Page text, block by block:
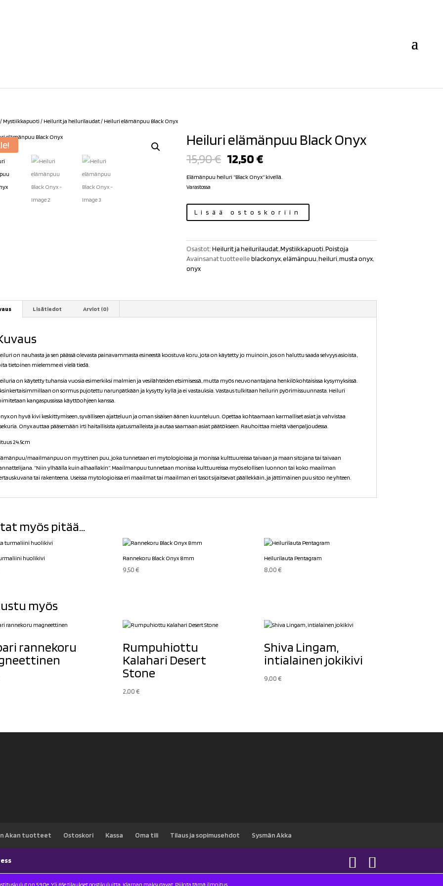
on 5.90e. Yli 65e tilaukset postikuluitta. Klarnan maksutavat. Piilota tämä ilmoitus
/ Mystiikkapuoti / Heilurit ja heilurilaudat/ Heiluri elämänpuu Black Onyx
Heiluri elämänpuu Black Onyx
15,90€ Alkuperäinen
hinta
oli:
12,50€Nykyinen
hinta
on:
Elämänpuu heiluri ”Black Onyx” kivellä.
Varastossa
elämänpuu
määrä
Lisää ostoskoriin
Osastot:Heilurit ja heilurilaudat,Mystiikkapuoti,Poistoja
Avainsanat tuotteelleblackonyx,elämänpuu,heiluri,musta onyx,
onyx
Lisätiedot Arviot (0)
on nauhasta ja sen päässä olevasta painavammasta esineestä koostuva koru, jota on käytetty jo muinoin, jos on haluttu saada selvyys asioista,
tietoinen mielemme ei vielä tiedä.
on käytetty tuhansia vuosia esimerkiksi malmien ja vesilähteiden etsimisessä, mutta myös neuvonantajana henkilökohtaisissa kysymyksissä.
on sormus pujotettu narunpätkään ja kysytty kyllä ja ei vastauksia. Vastaus tulkitaan heilurin pyörimissuunnasta. Heiluri
kangaspussissa käyttöohjeen kanssa.
on hyvä kivi keskittymiseen, syvälliseen ajatteluun ja oman sisäisen äänen kuunteluun. Opettaa kohtaamaan karmalliset asiat ja vahvistaa
Onyx auttaa pääsemään irti haitallisista ajatusmalleista ja autaa saamaan asiat päätökseen. Rauhoittaa mieltä väenpaljoudessa.
24.5cm
maailmanpuu on myyttinen puu, joka tunnetaan eri mytologioissa ja monissa kulttuureissa taivaan ja maan sitojana tai taivaan
”Niin ylhäälla kuin alhaallakin”. Maailmanpuu tunnetaan monissa kulttuureissa myös elollisen luonnon tai koko maailman
tai rakenteena. Useissa mytologioissa eri maailmat tai maailman eri tasot sijaitsevat päällekkäin, ja jättimäinen puu sitoo ne yhteen.
myös pitää...
huolikivi Rannekoru Black Onyx 8mm
9,50€
Heilurilauta Pentagram
8,00€
myös
rannekoru
Rumpuhiottu
Kalahari Desert
Stone
2,00€
Shiva Lingam,
intialainen jokikivi
9,00€
Akan tuotteet Ostoskori Kassa Oma tili Tilaus ja sopimusehdot Sysmän Akka